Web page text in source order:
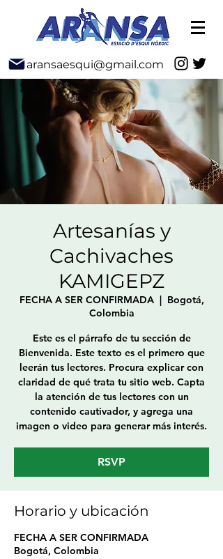
aransaesqui@gmail.com
Artesanías y
Cachivaches
KAMIGEPZ
FECHA A SER CONFIRMADA
  |
Bogotá,
Colombia
Este es el párrafo de tu sección de
Bienvenida. Este texto es el primero que
leerán tus lectores. Procura explicar con
claridad de qué trata tu sitio web. Capta
la atención de tus lectores con un
contenido cautivador, y agrega una
imagen o video para generar más interés.
RSVP
Horario y ubicación
FECHA A SER CONFIRMADA
Bogotá, Colombia